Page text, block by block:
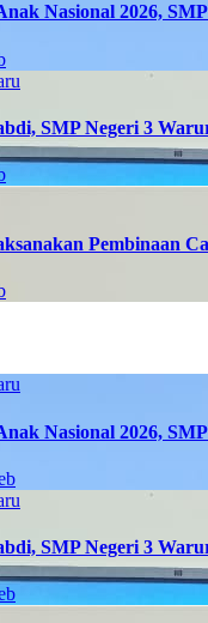
Nasional 2026,
SMP Negeri 3
Pembinaan
Nasional 2026,
SMP Negeri 3